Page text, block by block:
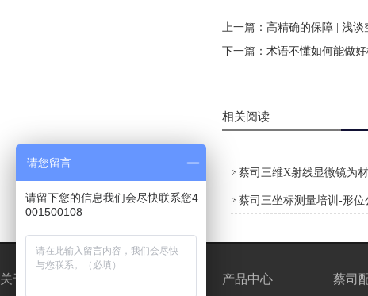
上一篇： 高精确的保障 | 浅谈
下一篇： 术语不懂如何能做
相关阅读
蔡司三维X射线显微镜为
蔡司三坐标测量培训-形
关于我们 产品中心 蔡司
请您留言
请留下您的信息我们会尽快联系您4
001500108